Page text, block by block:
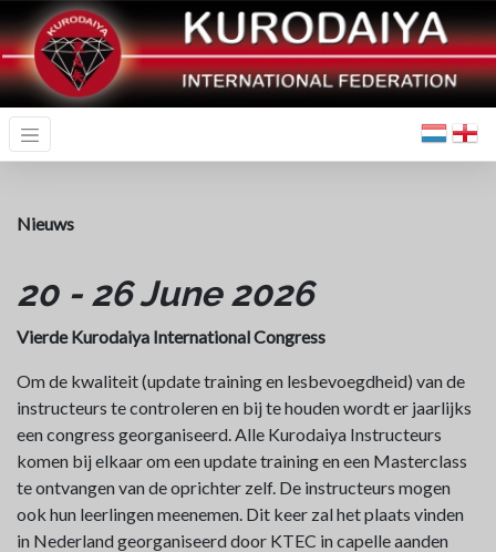
Nieuws
20 - 26 June 2026
Vierde Kurodaiya International Congress
Om de kwaliteit (update training en lesbevoegdheid) van de
instructeurs te controleren en bij te houden wordt er jaarlijks
een congress georganiseerd. Alle Kurodaiya Instructeurs
komen bij elkaar om een update training en een Masterclass
te ontvangen van de oprichter zelf. De instructeurs mogen
ook hun leerlingen meenemen. Dit keer zal het plaats vinden
in Nederland georganiseerd door KTEC in capelle aanden